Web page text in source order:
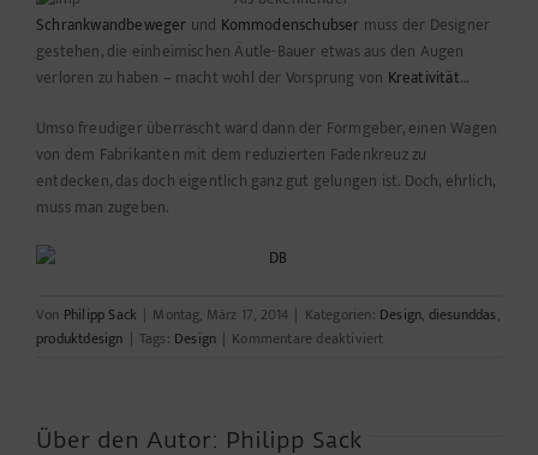
Schrankwandbeweger und Kommodenschubser muss der Designer
gestehen, die einheimischen Äutle-Bauer etwas aus den Augen
verloren zu haben – macht wohl der Vorsprung von Kreativität…
Umso freudiger überrascht ward dann der Formgeber, einen Wagen
von dem Fabrikanten mit dem reduzierten Fadenkreuz zu
entdecken, das doch eigentlich ganz gut gelungen ist. Doch, ehrlich,
muss man zugeben.
Von Philipp Sack | Montag, März 17, 2014 | Kategorien: Design, diesunddas,
produktdesign | Tags: Design | Kommentare deaktiviertfür
Über den Autor: Philipp Sack